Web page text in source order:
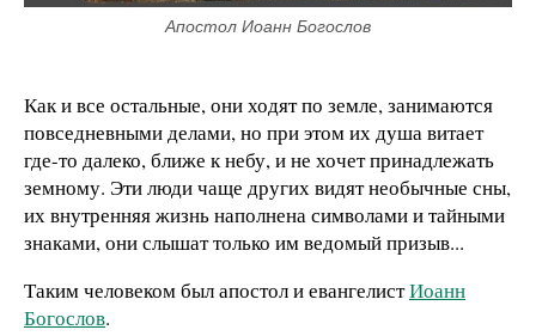
Апостол Иоанн Богослов
Как и все остальные, они ходят по земле, занимаются
повседневными делами, но при этом их душа витает
где-то далеко, ближе к небу, и не хочет принадлежать
земному. Эти люди чаще других видят необычные сны,
их внутренняя жизнь наполнена символами и тайными
знаками, они слышат только им ведомый призыв...
Таким человеком был апостол и евангелистИоанн
Богослов.